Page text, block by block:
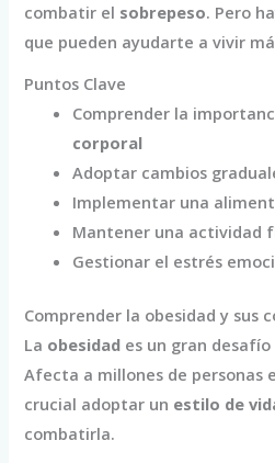
combatir el sobrepeso. Pero
que pueden ayudarte a vivir
Puntos Clave
Comprender la
corporal
Adoptar cambios
Implementar una
Mantener una actividad
Gestionar el estrés
Comprender la obesidad y sus
La obesidad es un gran desafío
Afecta a millones de personas
crucial adoptar un estilo de
combatirla.